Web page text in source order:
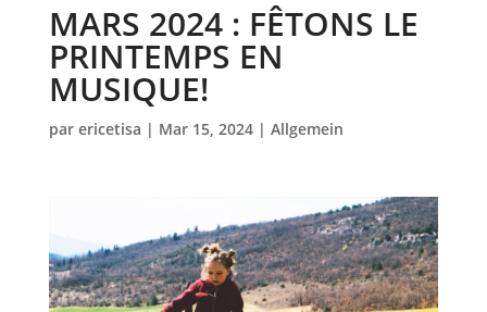
MARS 2024 : FÊTONS LE
PRINTEMPS EN
MUSIQUE!
par ericetisa | Mar 15, 2024| Allgemein